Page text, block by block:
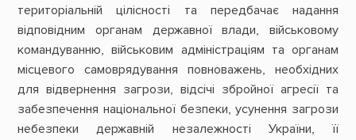
територіальній цілісності та передбачає надання
відповідним органам державної влади, військовому
командуванню, військовим адміністраціям та органам
місцевого самоврядування повноважень, необхідних
для відвернення загрози, відсічі збройної агресії та
забезпечення національної безпеки, усунення загрози
небезпеки державній незалежності України, її